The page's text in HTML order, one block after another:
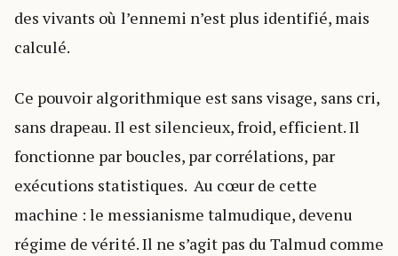
des vivants où l’ennemi n’est plus identifié, mais
calculé.
Ce pouvoir algorithmique est sans visage, sans cri,
sans drapeau. Il est silencieux, froid, efficient. Il
fonctionne par boucles, par corrélations, par
exécutions statistiques. Au cœur de cette
machine : le messianisme talmudique, devenu
régime de vérité. Il ne s’agit pas du Talmud comme